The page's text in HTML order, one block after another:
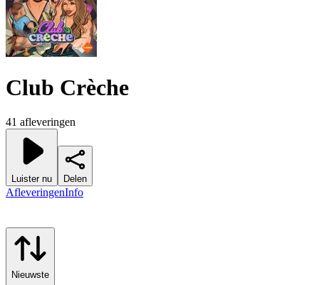
Club Crèche
41 afleveringen
Luister nu Delen
AfleveringenInfo
Nieuwste